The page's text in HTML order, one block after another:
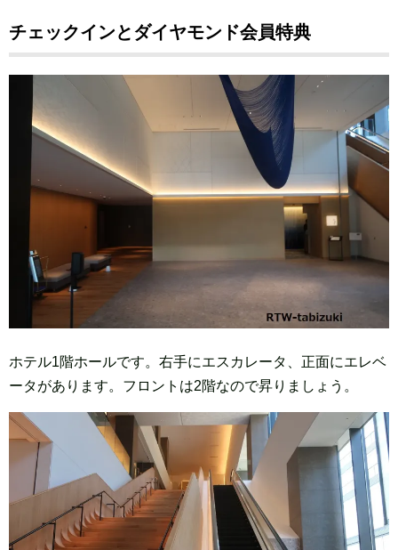
チェックインとダイヤモンド会員特典
ホテル1階ホールです。右手にエスカレータ、正面にエレベ
ータがあります。フロントは2階なので昇りましょう。